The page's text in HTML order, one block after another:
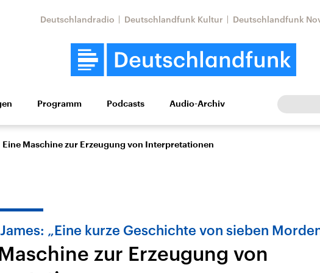
Deutschlandradio Deutschlandfunk Kultur Deutschlandfunk
Wirtschaft Wissen Kultur Europa
Musik
USA
Nahostkonflikt
Aktuelle Lage und
Iran
Programm Podcasts Audio-Archiv
Eine Maschine zur Erzeugung von Interpretationen
„Eine kurze Geschichte von sieben
zur Erzeugung von